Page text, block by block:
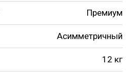
Премиум
Асимметричный
12 кг